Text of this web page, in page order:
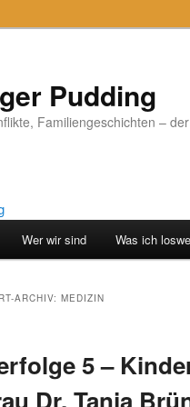
Pudding
Familiengeschichten – der
Wer wir sind Was ich
ARCHIV:MEDIZIN
5 –